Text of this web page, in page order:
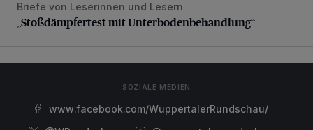
„Stoßdämpfertest mit Unterbodenbehandlung“
Briefe von Leserinnen und Lesern
„Stoßdämpfertest mit Unterbodenbehandlung“
SOZIALE MEDIEN
www.facebook.com/WuppertalerRundschau/